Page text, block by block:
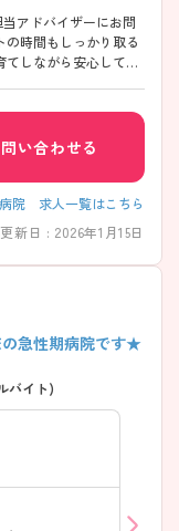
当アドバイザーにお問
時間もしっかり取る
てしながら安心して働
い合わせる
院 求人一覧はこちら
更新日 : 2026年1月15日
の急性期病院です★
バイト)